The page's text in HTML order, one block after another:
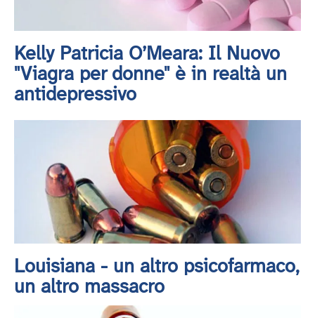
Kelly Patricia O’Meara: Il Nuovo
"Viagra per donne" è in realtà un
antidepressivo
Louisiana - un altro psicofarmaco,
un altro massacro